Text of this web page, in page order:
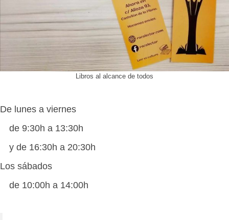
Libros al alcance de todos
De lunes a viernes
de 9:30h a 13:30h
y de 16:30h a 20:30h
Los sábados
de 10:00h a 14:00h